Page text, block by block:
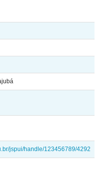
jspui/handle/123456789/4292